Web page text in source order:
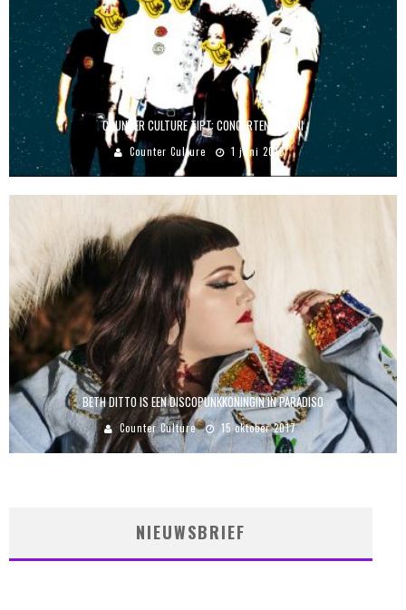
COUNTER CULTURE TIPT: CONCERTEN IN JUNI
Counter Culture 1 juni 2018
BETH DITTO IS EEN DISCOPUNKKONINGIN IN PARADISO
Counter Culture 15 oktober 2017
NIEUWSBRIEF